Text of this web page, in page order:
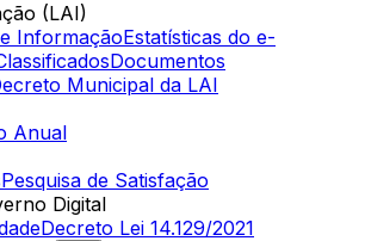
(LAI)
InformaçãoEstatísticas do e-
Documentos
Municipal da LAI
Anual
Pesquisa de Satisfação
Digital
Decreto Lei 14.129/2021